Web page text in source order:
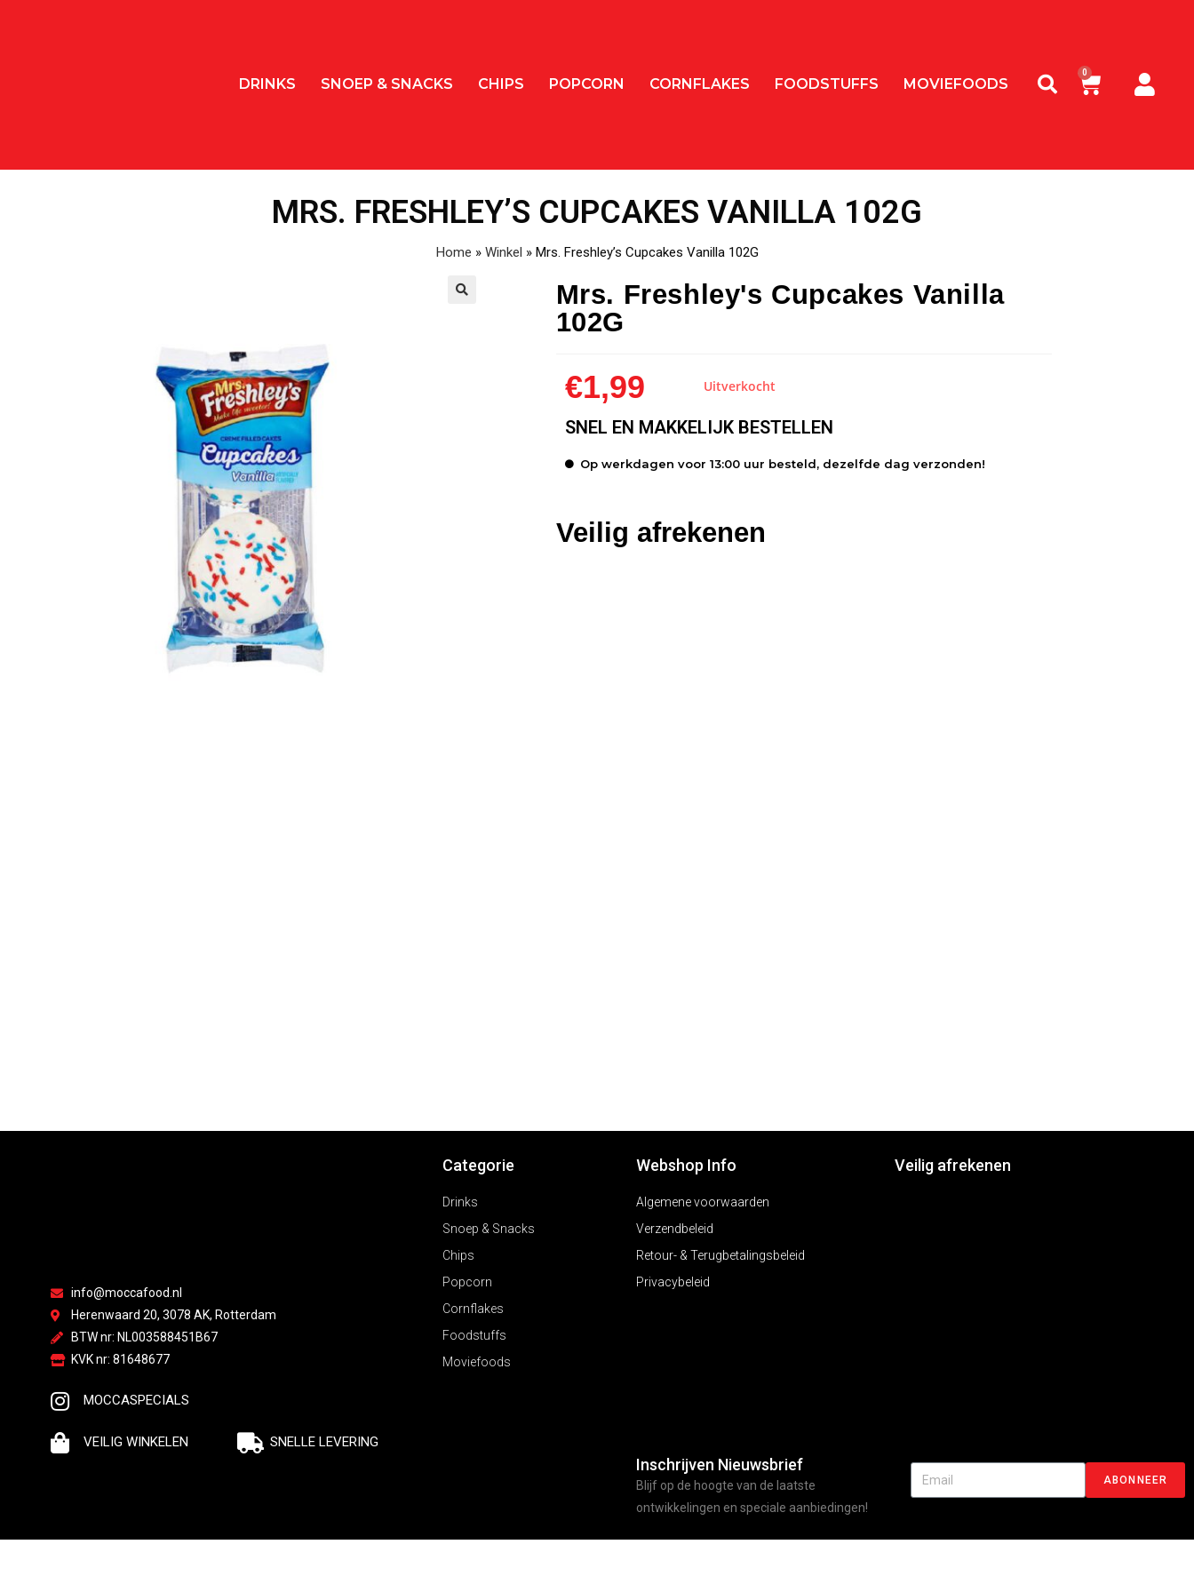
DRINKS SNOEP & SNACKS CHIPS POPCORN CORNFLAKES FOODSTUFFS MOVIEFOODS
MRS. FRESHLEY’S CUPCAKES VANILLA 102G
Home » Winkel » Mrs. Freshley’s Cupcakes Vanilla 102G
Mrs. Freshley's Cupcakes Vanilla
102G
€1,99 Uitverkocht
SNEL EN MAKKELIJK BESTELLEN
Op werkdagen voor 13:00 uur besteld, dezelfde dag verzonden!
Veilig afrekenen
info@moccafood.nl
Herenwaard 20, 3078 AK, Rotterdam
BTW nr: NL003588451B67
KVK nr: 81648677
MOCCASPECIALS
VEILIG WINKELEN SNELLE LEVERING
Categorie
Drinks
Snoep & Snacks
Chips
Popcorn
Cornflakes
Foodstuffs
Moviefoods
Webshop Info
Algemene voorwaarden
Verzendbeleid
Retour- & Terugbetalingsbeleid
Privacybeleid
Veilig afrekenen
Inschrijven Nieuwsbrief
Blijf op de hoogte van de laatste
ontwikkelingen en speciale aanbiedingen!
ABONNEER